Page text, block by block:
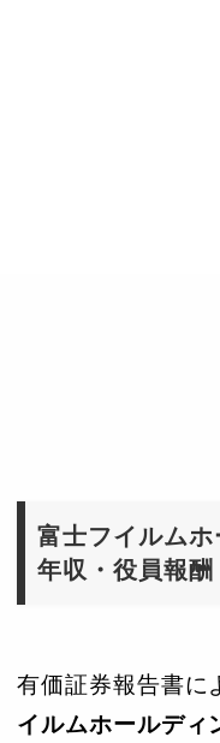
富士フイルム
年収・役員報酬
有価証券報告書に
イルムホールディ